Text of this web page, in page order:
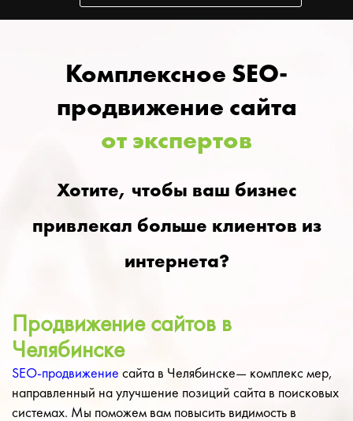
Комплексное SEO-
продвижение сайта
от экспертов
Хотите, чтобы ваш бизнес
привлекал больше клиентов из
интернета?
Продвижение сайтов в
Челябинске
SEO-продвижение сайта в Челябинске— комплекс мер,
направленный на улучшение позиций сайта в поисковых
системах. Мы поможем вам повысить видимость в